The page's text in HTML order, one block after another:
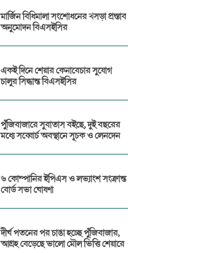
মার্জিন বিধিমালা সংশোধনের খসড়া প্রস্তাব
অনুমোদন বিএসইসির
একই দিনে শেয়ার কেনাবেচার সুযোগ
চালুর সিদ্ধান্ত বিএসইসির
পুঁজিবাজারে সুবাতাস বইছে, দুই বছরের
মধ্যে সব্বোর্চ অবস্থানে সূচক ও লেনদেন
৬ কোম্পানির ইপিএস ও লভ্যাংশ সংক্রান্ত
বোর্ড সভা ঘোষণা
দীর্ঘ পতনের পর চাঙা হচ্ছে পুঁজিবাজার,
আগ্রহ বেড়েছে ভালো মৌল ভিত্তি শেয়ারে